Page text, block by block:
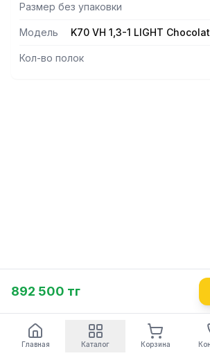
Размер без упаковки
Модель K70 VH 1,3-1 LIGHT
Кол-во полок
892 500 тг
Главная Каталог Корзина